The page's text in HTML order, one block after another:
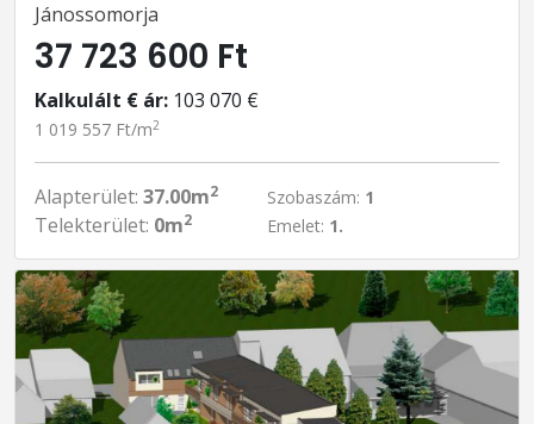
Jánossomorja
37 723 600 Ft
Kalkulált € ár: 103 070 €
1 019 557 Ft/m2
Alapterület: 37.00m2
Telekterület: 0m2
Szobaszám: 1
Emelet: 1.